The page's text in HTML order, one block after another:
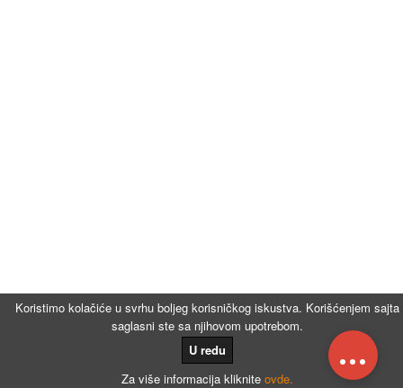
Koristimo kolačiće u svrhu boljeg korisničkog iskustva. Korišćenjem sajta
saglasni ste sa njihovom upotrebom.
U redu
Za više informacija kliknite ovde.
...